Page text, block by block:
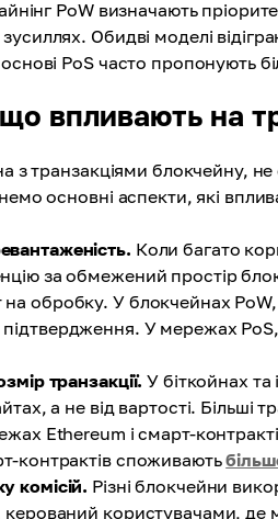
PoW визначають
Обидві моделі
PoS часто пропонують
впливають на
з транзакціями блокчейну,
основні аспекти, які
Коли багато
за обмежений простір
обробку. У блокчейнах PoW,
У мережах
транзакції. У біткойнах та
а не від вартості.
Ethereum і смарт-
контрактів споживають
комісій. Різні блокчейни
керований користувачами, де